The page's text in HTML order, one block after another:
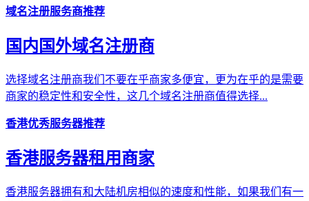
域名注册服务商推荐
国内国外域名注册商
选择域名注册商我们不要在乎商家多便宜，更为在乎的是需要
商家的稳定性和安全性，这几个域名注册商值得选择...
香港优秀服务器推荐
香港服务器租用商家
香港服务器拥有和大陆机房相似的速度和性能，如果我们有一